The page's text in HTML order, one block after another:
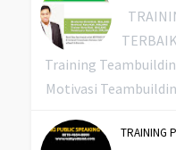
Training
Motivasi
TRAINING